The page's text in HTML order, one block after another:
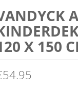
X 150
54.95